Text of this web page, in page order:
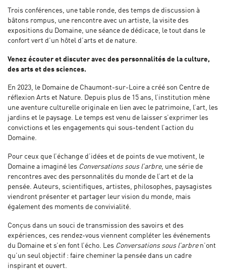
Trois conférences, une table ronde, des temps de discussion à
bâtons rompus, une rencontre avec un artiste, la visite des
expositions du Domaine, une séance de dédicace, le tout dans le
confort vert d’un hôtel d’arts et de nature.
Venez écouter et discuter avec des personnalités de la culture,
des arts et des sciences.
En 2023, le Domaine de Chaumont-sur-Loire a créé son Centre de
réflexion Arts et Nature. Depuis plus de 15 ans, l’institution mène
une aventure culturelle originale en lien avec le patrimoine, l’art, les
jardins et le paysage. Le temps est venu de laisser s’exprimer les
convictions et les engagements qui sous-tendent l’action du
Domaine.
Pour ceux que l’échange d’idées et de points de vue motivent, le
Domaine a imaginé les Conversations sous l’arbre, une série de
rencontres avec des personnalités du monde de l’art et de la
pensée. Auteurs, scientifiques, artistes, philosophes, paysagistes
viendront présenter et partager leur vision du monde, mais
également des moments de convivialité.
Conçus dans un souci de transmission des savoirs et des
expériences, ces rendez-vous viennent compléter les événements
du Domaine et s’en font l’écho. Les Conversations sous l’arbren’ont
qu’un seul objectif : faire cheminer la pensée dans un cadre
inspirant et ouvert.